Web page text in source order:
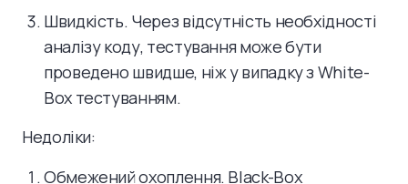
Швидкість. Через відсутність необхідності
аналізу коду, тестування може бути
проведено швидше, ніж у випадку з White-
Box тестуванням.
Недоліки:
Обмежений охоплення. Black-Box